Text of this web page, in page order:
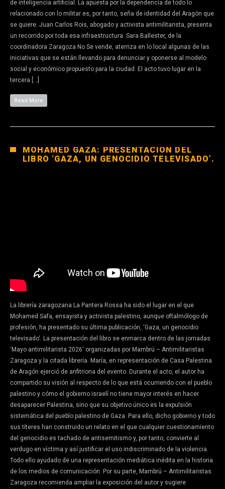
de inteligencia artificial. La apuesta por la dependencia de todo lo
relacionado con lo militar es, por tanto, seña de identidad del Aragón que
se quiere. Juan Carlos Rois, abogado y activista antimilitarista, presenta
un recorrido por toda esa infraestructura. Sara Ballester, de la
coordinadora Zaragoza No Se vende, aterriza en lo local algunas de las
iniciativas que se están llevando para denunciar y oponerse al modelo
social y económico propuesto para la ciudad. El acto tuvo lugar en la
tercera […]
Read More
MOHAMED GAZA: PRESENTACIÓN DEL
LIBRO ‘GAZA, UN GENOCIDIO TELEVISADO’.
La librería zaragozana La Pantera Rossa ha sido el lugar en el que
Mohamed Safa, ensayista y activista palestino, aunque oftalmólogo de
profesión, ha presentado su última publicación, ‘Gaza, un genocidio
televisado‘. La presentación del libro se enmarca dentro de las jornadas
‘Mayo antimilitarista 2026‘ organizadas por Mambrú – Antimilitaristas
Zaragoza y la citada librería. María, en representación de Casa Palestina
de Aragón ejerció de anfitriona del evento. Durante el acto, el autor ha
compartido su visión al respecto de lo que está ocurriendo con el pueblo
palestino y cómo el gobierno israelí no tiene mayor interés en hacer
desaparecer Palestina, sino que su objetivo único es la expulsión
sistemática del pueblo palestino de Gaza. Para ello, dicho gobierno y todo
sus títeres han construido un relato en el que cualquier cuestionamiento
del genocidio es tachado de antisemitismo y, por tanto, convierte al
verdugo en víctima y así justificar el uso indiscriminado de la violencia.
Todo ello ayudado de una representación mediática inédita en la historia
de los medios de comunicación. Por su parte, Mambrú – Antimilitaristas
Zaragoza recomienda ampliar la exposición del autor y sugiere